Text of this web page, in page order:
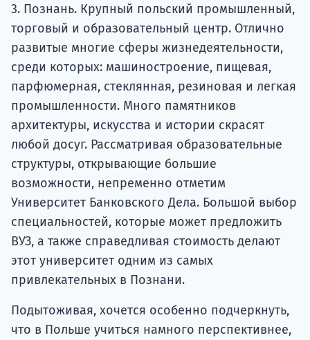
3. Познань. Крупный польский промышленный,
торговый и образовательный центр. Отлично
развитые многие сферы жизнедеятельности,
среди которых: машиностроение, пищевая,
парфюмерная, стеклянная, резиновая и легкая
промышленности. Много памятников
архитектуры, искусства и истории скрасят
любой досуг. Рассматривая образовательные
структуры, открывающие большие
возможности, непременно отметим
Университет Банковского Дела. Большой выбор
специальностей, которые может предложить
ВУЗ, а также справедливая стоимость делают
этот университет одним из самых
привлекательных в Познани.
Подытоживая, хочется особенно подчеркнуть,
что в Польше учиться намного перспективнее,